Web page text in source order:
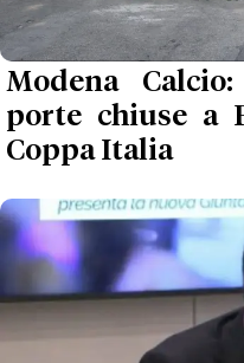
Modena
porte chiuse a
Coppa Italia